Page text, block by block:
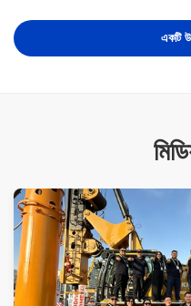
power, efficiency, and
একটি